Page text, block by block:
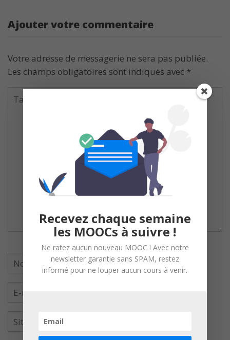
Ajouter votre commentaire
Votre adresse de messagerie ne sera pas publiée.
Les champs obligatoires sont indiqués avec *
Recevez chaque semaine
les MOOCs à suivre !
Ne ratez aucun nouveau MOOC ! Avec notre
newsletter garantie sans SPAM, restez
informé pour ne louper aucun cours à venir.